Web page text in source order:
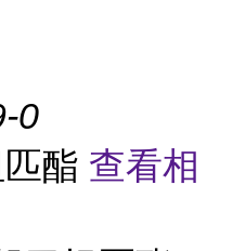
0
酯 查看相